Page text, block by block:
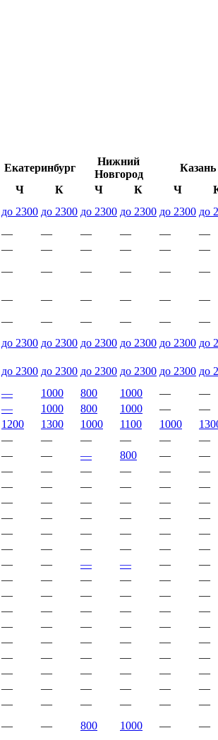
Екатеринбург
Нижний
Новгород
Казань
Ч К Ч К Ч
до 2300 до 2300 до 2300 до 2300 до 2300 до
— — — — — —
— — — — — —
— — — — — —
— — — — — —
— — — — — —
до 2300 до 2300 до 2300 до 2300 до 2300 до
до 2300 до 2300 до 2300 до 2300 до 2300 до
— 1000 800 1000 — —
— 1000 800 1000 — —
1200 1300 1000 1100 1000
— — — — — —
— — — 800 — —
— — — — — —
— — — — — —
— — — — — —
— — — — — —
— — — — — —
— — — — — —
— — — — — —
— — — — — —
— — — — — —
— — — — — —
— — — — — —
— — — — — —
— — — — — —
— — — — — —
— — — — — —
— — — — — —
— — 800 1000 — —